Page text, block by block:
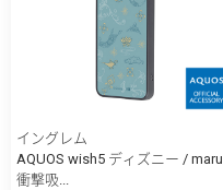
イングレム
AQUOS wish5 ディズニー / maru
衝撃吸...